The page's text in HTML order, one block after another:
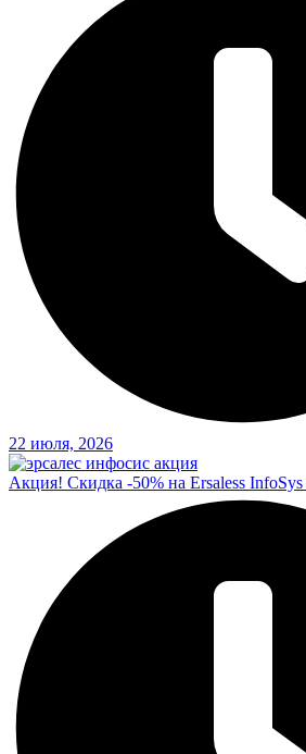
22 июля, 2026
Акция! Скидка -50% на Ersaless